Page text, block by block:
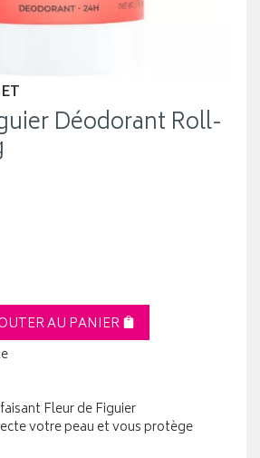
Déodorant Roll-
AU PANIER
Fleur de Figuier
votre peau et vous protège